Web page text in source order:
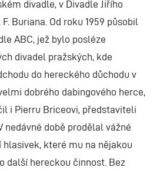
divadle, v Divadle Jiřího
Buriana. Od roku 1959 působil
ABC, jež bylo posléze
divadel pražských, kde
do hereckého důchodu v
dobrého dabingového herce,
i Pierru Briceovi, představiteli
nedávné době prodělal vážné
které mu na nějakou
další hereckou činnost. Bez